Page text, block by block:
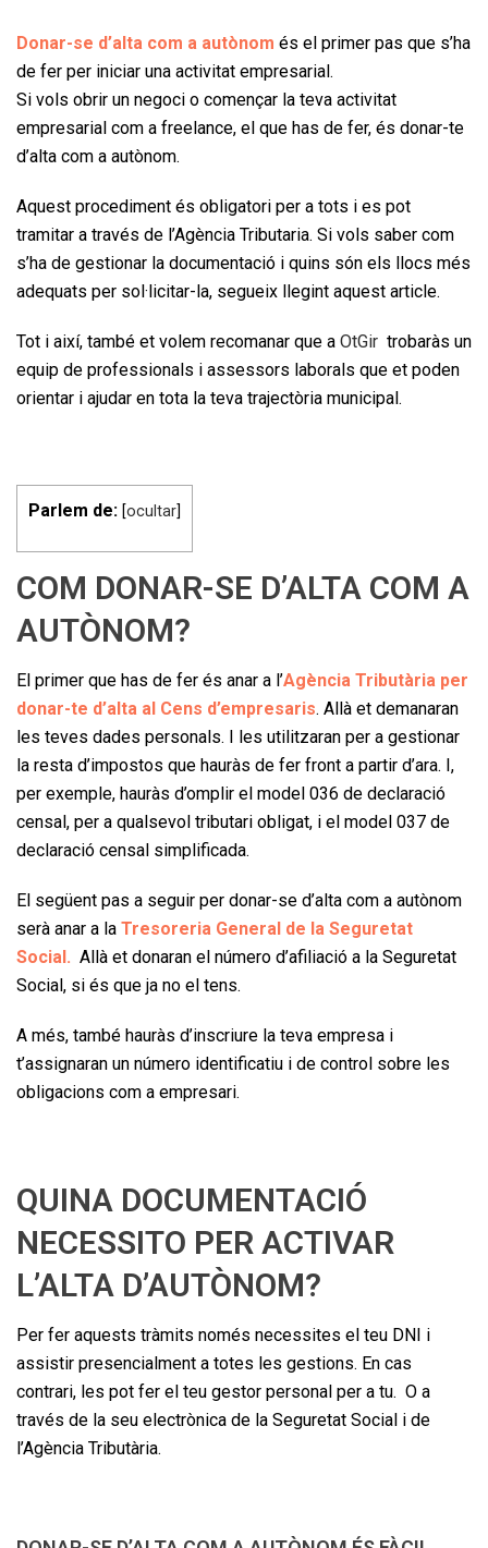
Donar-se d’alta com a autònom és el primer pas que s’ha
de fer per iniciar una activitat empresarial.
Si vols obrir un negoci o començar la teva activitat
empresarial com a freelance, el que has de fer, és donar-te
d’alta com a autònom.
Aquest procediment és obligatori per a tots i es pot
tramitar a través de l’Agència Tributaria. Si vols saber com
s’ha de gestionar la documentació i quins són els llocs més
adequats per sol·licitar-la, segueix llegint aquest article.
Tot i així, també et volem recomanar que a OtGir trobaràs un
equip de professionals i assessors laborals que et poden
orientar i ajudar en tota la teva trajectòria municipal.
Parlem de: [ocultar]
COM DONAR-SE D’ALTA COM A
AUTÒNOM?
El primer que has de fer és anar a l’Agència Tributària per
donar-te d’alta al Cens d’empresaris. Allà et demanaran
les teves dades personals. I les utilitzaran per a gestionar
la resta d’impostos que hauràs de fer front a partir d’ara. I,
per exemple, hauràs d’omplir el model 036 de declaració
censal, per a qualsevol tributari obligat, i el model 037 de
declaració censal simplificada.
El següent pas a seguir per donar-se d’alta com a autònom
serà anar a la Tresoreria General de la Seguretat
Social. Allà et donaran el número d’afiliació a la Seguretat
Social, si és que ja no el tens.
A més, també hauràs d’inscriure la teva empresa i
t’assignaran un número identificatiu i de control sobre les
obligacions com a empresari.
QUINA DOCUMENTACIÓ
NECESSITO PER ACTIVAR
L’ALTA D’AUTÒNOM?
Per fer aquests tràmits només necessites el teu DNI i
assistir presencialment a totes les gestions. En cas
contrari, les pot fer el teu gestor personal per a tu. O a
través de la seu electrònica de la Seguretat Social i de
l’Agència Tributària.